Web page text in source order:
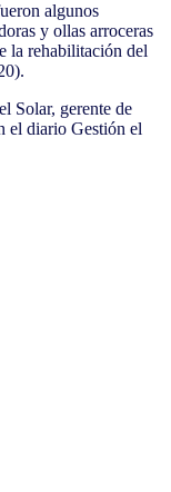
algunos
y ollas arroceras
la rehabilitación del
Solar, gerente de
el diario Gestión el